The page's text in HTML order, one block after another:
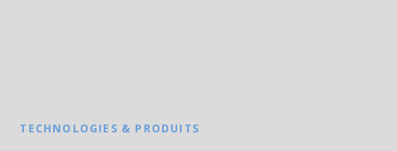
TECHNOLOGIES & PRODUITS